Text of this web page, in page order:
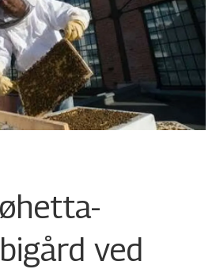
ved